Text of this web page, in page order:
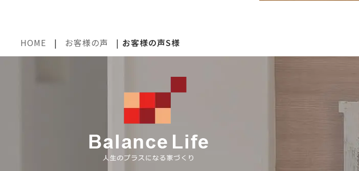
HOME | お客様の声 | お客様の声S様